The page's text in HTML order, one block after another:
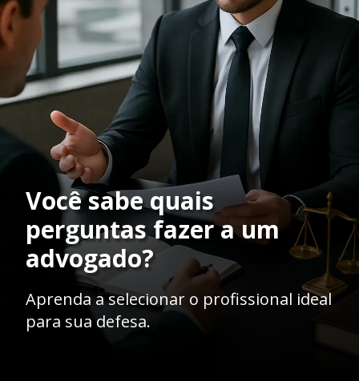
Você sabe quais
perguntas fazer a um
advogado?
Aprenda a selecionar o profissional ideal
para sua defesa.